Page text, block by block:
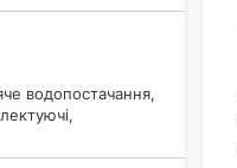
водопостачання,